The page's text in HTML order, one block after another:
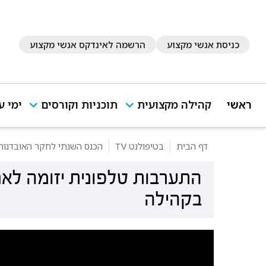
כניסת אנשי מקצוע הרשמה לאינדקס אנשי מקצוע
ראשי קהילה מקצועית תוכניות וקורסים ימי
דף הבית בטיפולנט TV הכנס השנתי לחקר
התערבות טלפונית יזומה
בקהילה